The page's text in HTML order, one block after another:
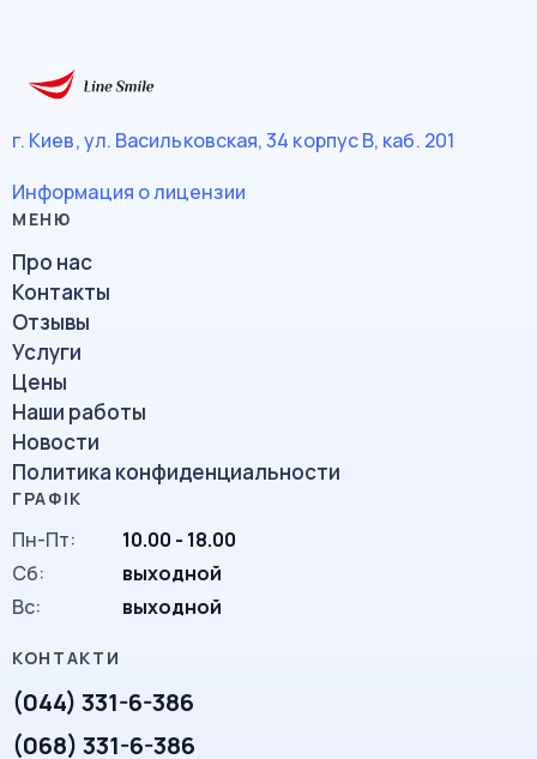
г. Киев, ул. Васильковская, 34 корпус В, каб. 201
Информация о лицензии
Про нас
Контакты
Отзывы
Услуги
Цены
Наши работы
Новости
Политика конфиденциальности
Пн-Пт:
10.00 - 18.00
Сб:
выходной
Вc:
выходной
(044) 331-6-386
(068) 331-6-386